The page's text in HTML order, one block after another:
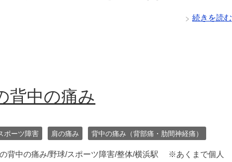
続きを読む
背中の痛み
ポーツ障害 肩の痛み 背中の痛み（背部痛・肋間神経痛）
背中の痛み/野球/スポーツ障害/整体/横浜駅 ※あくまで個人